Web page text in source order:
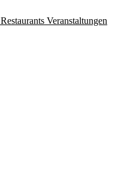
Restaurants Veranstaltungen